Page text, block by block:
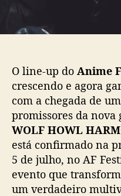
O line-up do Anime
crescendo e agora
com a chegada de
promissores da nova
WOLF HOWL
está confirmado na
5 de julho, no AF
evento que
um verdadeiro